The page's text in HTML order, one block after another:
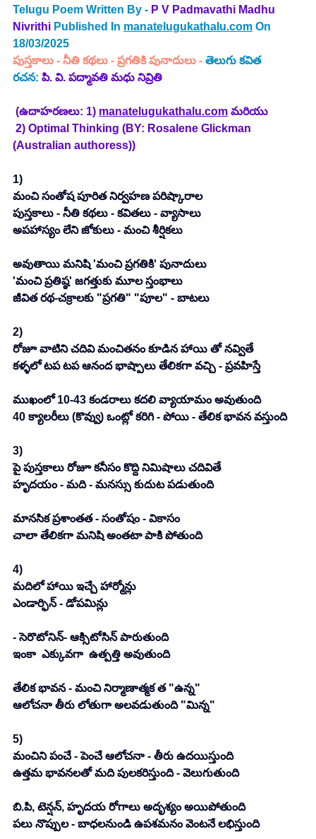
Telugu Poem Written By - P V Padmavathi Madhu
Nivrithi Published In manatelugukathalu.com On
18/03/2025
పుస్తకాలు - నీతి కథలు - ప్రగతికి పునాదులు - తెలుగు కవిత
రచన: పి. వి. పద్మావతి మధు నివ్రితి
(ఉదాహరణలు: 1) manatelugukathalu.com మరియు
2) Optimal Thinking (BY: Rosalene Glickman
(Australian authoress))
1)
మంచి సంతోష పూరిత నిర్వహణ పరిష్కారాల
పుస్తకాలు - నీతి కథలు - కవితలు - వ్యాసాలు
అపహాస్యం లేని జోకులు - మంచి శీర్షికలు
అవుతాయి మనిషి 'మంచి ప్రగతికి' పునాదులు
'మంచి ప్రతిష్ఠ' జగత్తుకు మూల స్తంభాలు
జీవిత రథ-చక్రాలకు "ప్రగతి" "పూల" - బాటలు
2)
రోజూ వాటిని చదివి మంచితనం కూడిన హాయి తో నవ్వితే
కళ్ళలో టప టప ఆనంద భాష్పాలు తేలికగా వచ్చి - ప్రవహిస్తే
ముఖంలో 10-43 కండరాలు కదలి వ్యాయామం అవుతుంది
40 క్యాలరీలు (కొవ్వు) ఒంట్లో కరిగి - పోయి - తేలిక భావన వస్తుంది
3)
పై పుస్తకాలు రోజూ కనీసం కొద్ది నిమిషాలు చదివితే
హృదయం - మది - మనస్సు కుదుట పడుతుంది
మానసిక ప్రశాంతత - సంతోషం - వికాసం
చాలా తేలికగా మనిషి అంతటా పాకి పోతుంది
4)
మదిలో హాయి ఇచ్చే హార్మోన్లు
ఎండార్ఫిన్ - డోపమిన్లు
- సెరొటోనిన్- ఆక్సిటోసిన్ పారుతుంది
ఇంకా  ఎక్కువగా  ఉత్పత్తి అవుతుంది
తేలిక భావన - మంచి నిర్మాణాత్మక త "ఉన్న"
ఆలోచనా తీరు లోతుగా అలవడుతుంది "మిన్న"
5)
మంచిని పంచే - పెంచే ఆలోచనా - తీరు ఉదయిస్తుంది
ఉత్తమ భావనలతో మది పులకరిస్తుంది - వెలుగుతుంది
బి.పి, టెన్షన్, హృదయ రోగాలు అదృశ్యం అయిపోతుంది
పలు నొప్పుల - బాధలనుండి ఉపశమనం వెంటనే లభిస్తుంది